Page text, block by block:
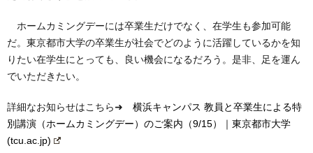
ホームカミングデーには卒業生だけでなく、在学生も参加可能
だ。東京都市大学の卒業生が社会でどのように活躍しているかを知
りたい在学生にとっても、良い機会になるだろう。是非、足を運ん
でいただきたい。
詳細なお知らせはこちら➜ 横浜キャンパス 教員と卒業生による特
別講演（ホームカミングデー）のご案内（9/15）｜東京都市大学
(tcu.ac.jp)